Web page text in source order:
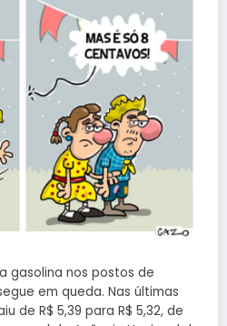
gasolina nos postos de
em queda. Nas últimas
de R$ 5,39 para R$ 5,32, de